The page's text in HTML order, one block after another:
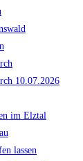
10.07.2026
im Elztal
lassen